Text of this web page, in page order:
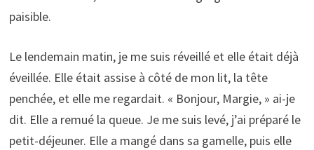
paisible.
Le lendemain matin, je me suis réveillé et elle était déjà
éveillée. Elle était assise à côté de mon lit, la tête
penchée, et elle me regardait. « Bonjour, Margie, » ai-je
dit. Elle a remué la queue. Je me suis levé, j’ai préparé le
petit-déjeuner. Elle a mangé dans sa gamelle, puis elle